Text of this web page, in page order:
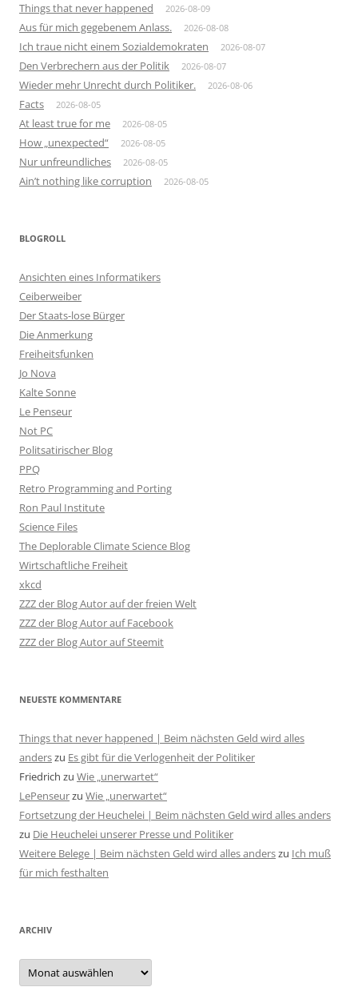
Things that never happened 2026-08-09
Aus für mich gegebenem Anlass. 2026-08-08
Ich traue nicht einem Sozialdemokraten 2026-08-07
Den Verbrechern aus der Politik 2026-08-07
Wieder mehr Unrecht durch Politiker. 2026-08-06
Facts 2026-08-05
At least true for me 2026-08-05
How „unexpected“ 2026-08-05
Nur unfreundliches 2026-08-05
Ain’t nothing like corruption 2026-08-05
BLOGROLL
Ansichten eines Informatikers
Ceiberweiber
Der Staats-lose Bürger
Die Anmerkung
Freiheitsfunken
Jo Nova
Kalte Sonne
Le Penseur
Not PC
Politsatirischer Blog
PPQ
Retro Programming and Porting
Ron Paul Institute
Science Files
The Deplorable Climate Science Blog
Wirtschaftliche Freiheit
xkcd
ZZZ der Blog Autor auf der freien Welt
ZZZ der Blog Autor auf Facebook
ZZZ der Blog Autor auf Steemit
NEUESTE KOMMENTARE
Things that never happened | Beim nächsten Geld wird alles
anderszu Es gibt für die Verlogenheit der Politiker
Friedrich zu Wie „unerwartet“
LePenseurzu Wie „unerwartet“
Fortsetzung der Heuchelei | Beim nächsten Geld wird alles anders
zu Die Heuchelei unserer Presse und Politiker
Weitere Belege | Beim nächsten Geld wird alles anderszu Ich muß
für mich festhalten
ARCHIV
Archiv